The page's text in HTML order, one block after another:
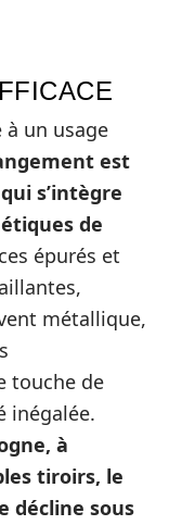
un usage
est
s’intègre
de
épurés et
métallique,
touche de
inégalée.
à
tiroirs, le
décline sous